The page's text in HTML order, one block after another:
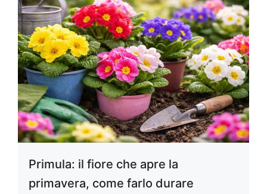
Primula: il fiore che apre la
primavera, come farlo durare